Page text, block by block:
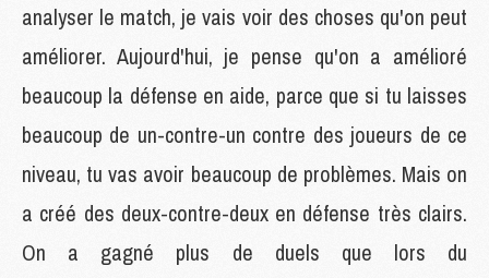
analyser le match, je vais voir des choses qu'on peut
améliorer. Aujourd'hui, je pense qu'on a amélioré
beaucoup la défense en aide, parce que si tu laisses
beaucoup de un-contre-un contre des joueurs de ce
niveau, tu vas avoir beaucoup de problèmes. Mais on
a créé des deux-contre-deux en défense très clairs.
On a gagné plus de duels que lors du